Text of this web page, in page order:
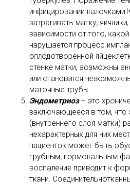
инфицировании
затрагивать матку,
зависимости от того,
нарушается процесс
оплодотворенной
стенке матки, возможны
или становится
маточные трубы.
Эндометриоз– это
заключающееся в том, что
(внутреннего слоя матки)
нехарактерных для них
пациенток может быть
трубным, гормональным
воспаление приводит к
ткани.